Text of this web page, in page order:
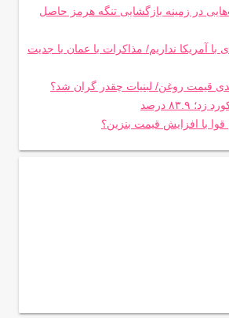
در زمینه بازگشایی تنگه هرمز حاصل
با آمریکا نداریم/ مذاکرات با عمان با جدیت
۸۳.۹ درصد
با افزایش قیمت بنزین؟